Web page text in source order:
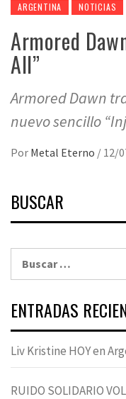
ARGENTINA NOTICIAS
Armored
All”
Armored Dawn
nuevo sencillo
Por Metal Eterno / 12/
BUSCAR
ENTRADAS
Liv Kristine HOY en
RUIDO SOLIDARIO